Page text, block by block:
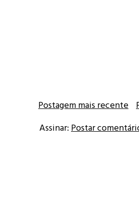
Postagem mais recente
Assinar: Postar